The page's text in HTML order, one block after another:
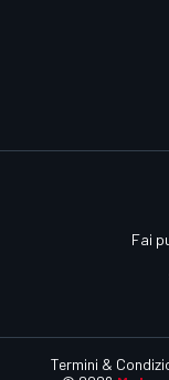
Fai
Termini &